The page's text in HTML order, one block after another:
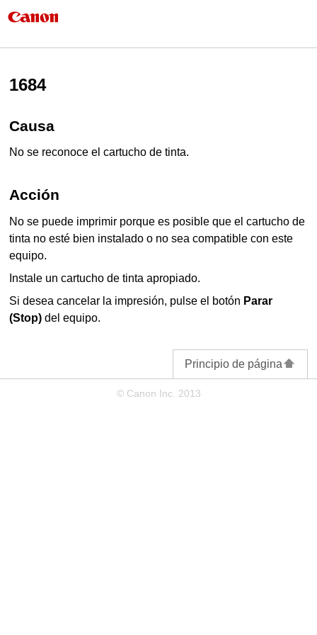
1684
Causa
No se reconoce el cartucho de tinta.
Acción
No se puede imprimir porque es posible que el cartucho de
tinta no esté bien instalado o no sea compatible con este
equipo.
Instale un cartucho de tinta apropiado.
Si desea cancelar la impresión, pulse el botón Parar
(Stop) delequipo.
Principio de página
© Canon Inc. 2013